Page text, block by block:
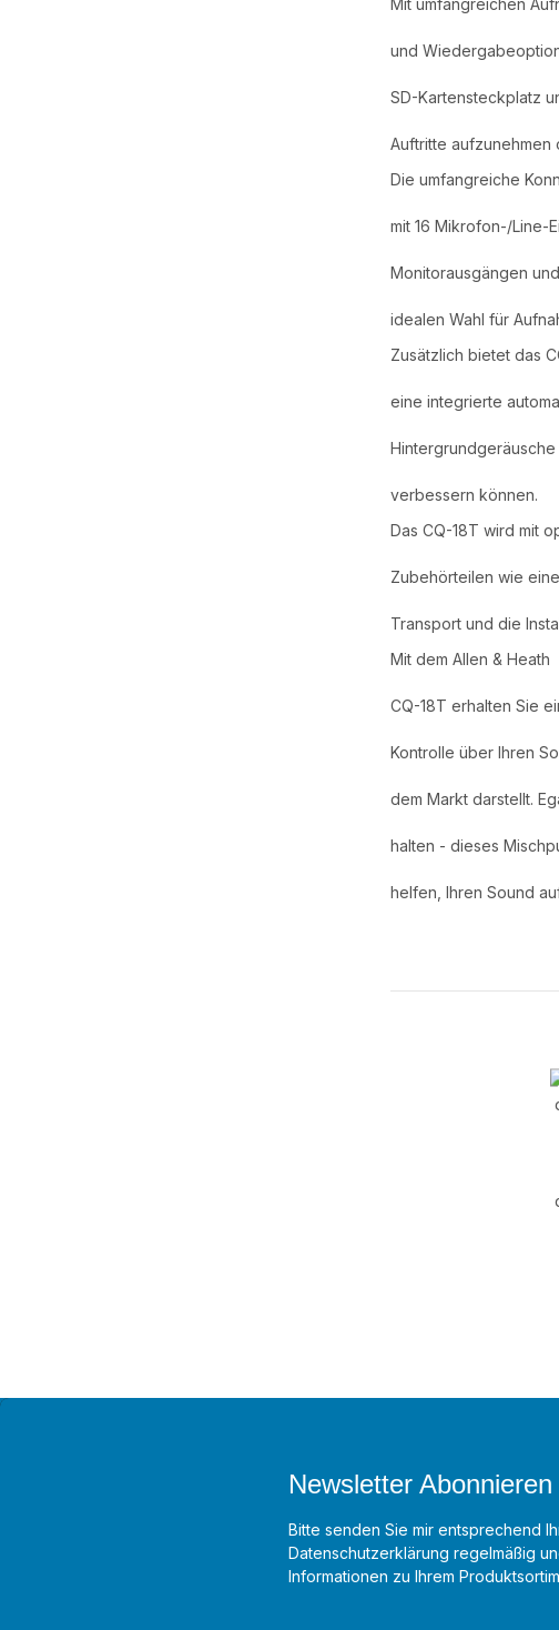
Mit umfangreichen
und
SD-Kartensteckplatz
Auftritte aufzunehmen
Die umfangreiche
mit 16 Mikrofon-/Line-
Monitorausgängen
idealen Wahl für
Zusätzlich bietet das
eine integrierte
verbessern können.
Das CQ-18T wird mit
Zubehörteilen wie
Transport und die
Mit dem Allen & Heath
CQ-18T erhalten Sie
Kontrolle über Ihren
dem Markt darstellt.
halten - dieses
helfen, Ihren Sound
Newsletter Abonnieren
Bitte senden Sie mir entsprechend
Datenschutzerklärung regelmäßig
Informationen zu Ihrem